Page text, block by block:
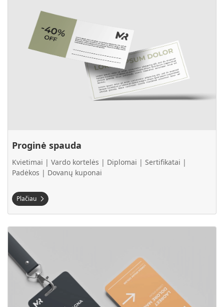
Proginė spauda
Kvietimai | Vardo kortelės | Diplomai | Sertifikatai |
Padėkos | Dovanų kuponai
Plačiau
Plačiau Renginių atributika